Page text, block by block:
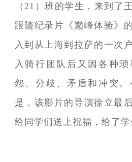
（21）班的学生，来到了
跟随纪录片《巅峰体验》
入到从上海到拉萨的一次
入骑行团队后又因各种
怨、分歧、矛盾和冲突
是，该影片的导演徐立最
给同学们送上祝福，给了学